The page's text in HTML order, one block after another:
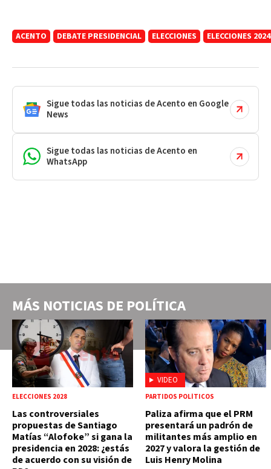
ACENTO DEBATE PRESIDENCIAL ELECCIONES ELECCIONES 2024
Sigue todas las noticias de Acento en Google
News
Sigue todas las noticias de Acento en
WhatsApp
MÁS NOTICIAS DE POLÍTICA
ELECCIONES 2028
Las controversiales
propuestas de Santiago
Matías “Alofoke” si gana la
presidencia en 2028: ¿estás
de acuerdo con su visión de
VIDEO
PARTIDOS POLÍTICOS
Paliza afirma que el PRM
presentará un padrón de
militantes más amplio en
2027 y valora la gestión de
Luis Henry Molina